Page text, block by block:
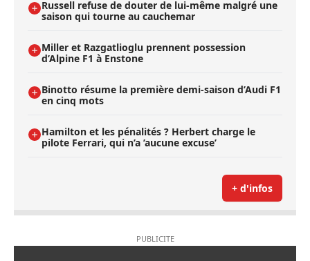
Russell refuse de douter de lui-même malgré une
saison qui tourne au cauchemar
Miller et Razgatlioglu prennent possession
d’Alpine F1 à Enstone
Binotto résume la première demi-saison d’Audi F1
en cinq mots
Hamilton et les pénalités ? Herbert charge le
pilote Ferrari, qui n’a ’aucune excuse’
+ d'infos